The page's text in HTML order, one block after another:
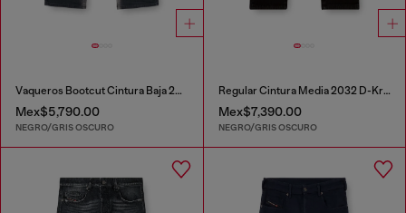
Vaqueros Bootcut Cintura Baja 2007 Zatiny
Mex$5,790.00
NEGRO/GRIS OSCURO
Regular Cintura Media 2032 D-Krooley Joggjeans®
Mex$7,390.00
NEGRO/GRIS OSCURO